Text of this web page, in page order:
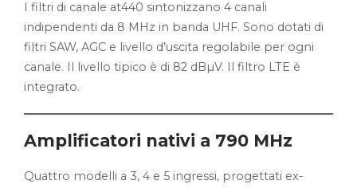
I filtri di canale at440 sintonizzano 4 canali
indipendenti da 8 MHz in banda UHF. Sono dotati di
filtri SAW, AGC e livello d’uscita regolabile per ogni
canale. Il livello tipico è di 82 dBµV. Il filtro LTE è
integrato.
Amplificatori nativi a 790 MHz
Quattro modelli a 3, 4 e 5 ingressi, progettati ex-